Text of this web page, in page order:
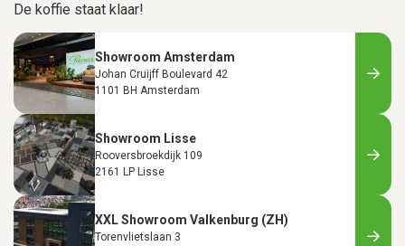
De koffie staat klaar!
Showroom Amsterdam
Johan Cruijff Boulevard 42
1101 BH Amsterdam
Showroom Lisse
Rooversbroekdijk 109
2161 LP Lisse
XXL Showroom Valkenburg (ZH)
Torenvlietslaan 3